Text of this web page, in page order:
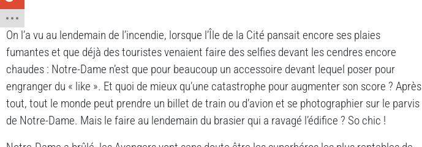
On l’a vu au lendemain de l’incendie, lorsque l’Île de la Cité pansait encore ses plaies
fumantes et que déjà des touristes venaient faire des selfies devant les cendres encore
chaudes : Notre-Dame n’est que pour beaucoup un accessoire devant lequel poser pour
engranger du « like ». Et quoi de mieux qu’une catastrophe pour augmenter son score ? Après
tout, tout le monde peut prendre un billet de train ou d’avion et se photographier sur le parvis
de Notre-Dame. Mais le faire au lendemain du brasier qui a ravagé l’édifice ? So chic !